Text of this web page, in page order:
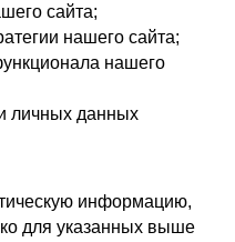
сайта;
нашего сайта;
нашего
личных данных
информацию,
для указанных выше